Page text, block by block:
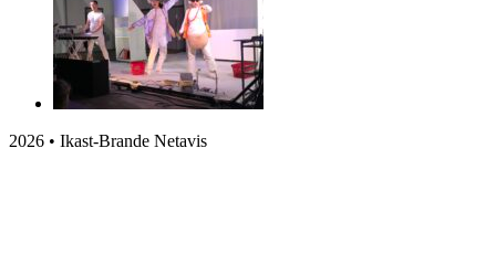
2026 • Ikast-Brande Netavis